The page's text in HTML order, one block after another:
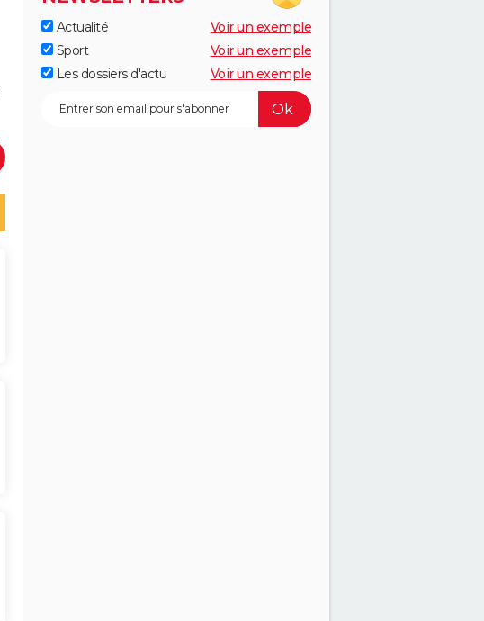
Actualité
Voir un exemple
Sport
Voir un exemple
Les dossiers d'actu
Voir un exemple